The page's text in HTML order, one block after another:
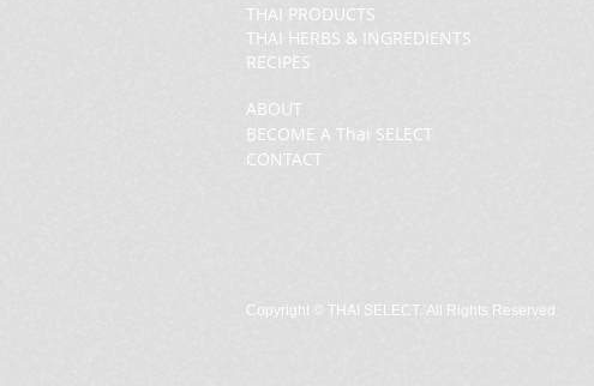
THAI PRODUCTS
THAI HERBS & INGREDIENTS
RECIPES
ABOUT
BECOME A Thai SELECT
CONTACT
Copyright © THAI SELECT. All Rights Reserved.